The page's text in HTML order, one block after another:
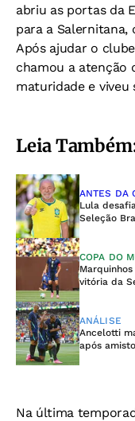
abriu as portas da
para a Salernitana,
Após ajudar o
chamou a atenção
maturidade e viveu
Leia
ANTES DA
Lula
Seleção
COPA DO
vitória da
ANÁLISE
Ancelotti
após
Na última